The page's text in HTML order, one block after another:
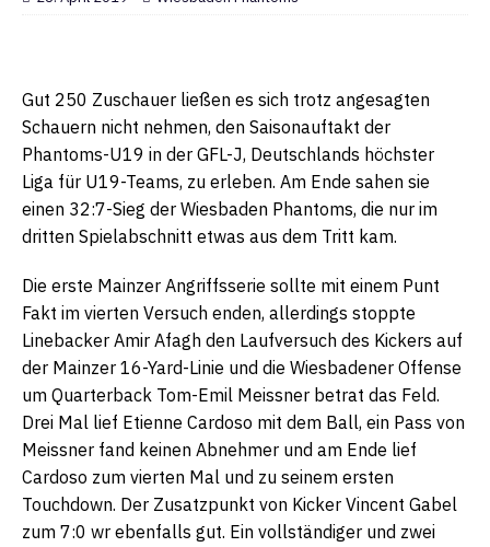
Gut 250 Zuschauer ließen es sich trotz angesagten
Schauern nicht nehmen, den Saisonauftakt der
Phantoms-U19 in der GFL-J, Deutschlands höchster
Liga für U19-Teams, zu erleben. Am Ende sahen sie
einen 32:7-Sieg der Wiesbaden Phantoms, die nur im
dritten Spielabschnitt etwas aus dem Tritt kam.
Die erste Mainzer Angriffsserie sollte mit einem Punt
Fakt im vierten Versuch enden, allerdings stoppte
Linebacker Amir Afagh den Laufversuch des Kickers auf
der Mainzer 16-Yard-Linie und die Wiesbadener Offense
um Quarterback Tom-Emil Meissner betrat das Feld.
Drei Mal lief Etienne Cardoso mit dem Ball, ein Pass von
Meissner fand keinen Abnehmer und am Ende lief
Cardoso zum vierten Mal und zu seinem ersten
Touchdown. Der Zusatzpunkt von Kicker Vincent Gabel
zum 7:0 wr ebenfalls gut. Ein vollständiger und zwei